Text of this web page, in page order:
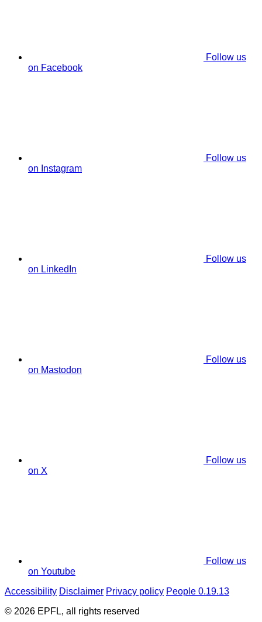
Follow us
on Facebook
Follow us
on Instagram
Follow us
on LinkedIn
Follow us
on Mastodon
Follow us
on X
Follow us
on Youtube
Accessibility Disclaimer Privacy policy People 0.19.13
© 2026 EPFL, all rights reserved